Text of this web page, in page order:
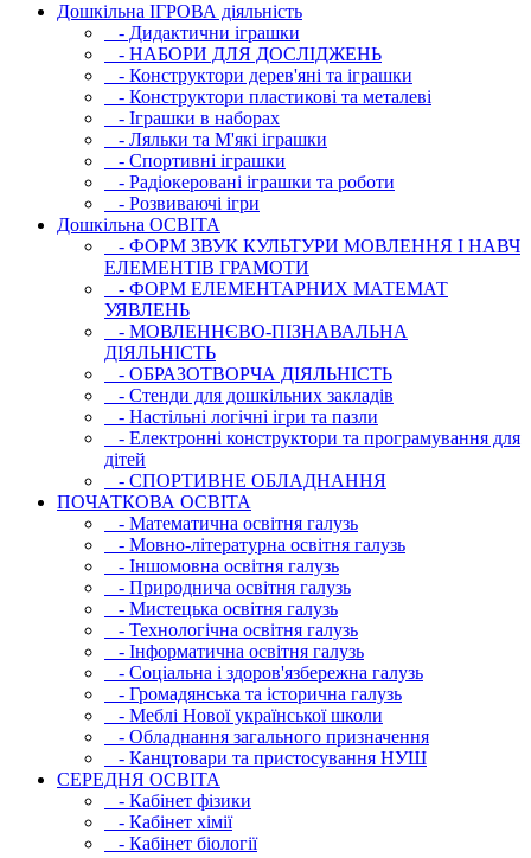
Дошкільна ІГРОВА діяльність
- Дидактични іграшки
- НАБОРИ ДЛЯ ДОСЛІДЖЕНЬ
- Конструктори дерев'яні та іграшки
- Конструктори пластикові та металеві
- Іграшки в наборах
- Ляльки та М'які іграшки
- Спортивні іграшки
- Радіокеровані іграшки та роботи
- Розвиваючі ігри
Дошкільна ОСВIТА
- ФОРМ ЗВУК КУЛЬТУРИ МОВЛЕННЯ І НАВЧ
ЕЛЕМЕНТІВ ГРАМОТИ
- ФОРМ ЕЛЕМЕНТАРНИХ МАТЕМАТ
УЯВЛЕНЬ
- МОВЛЕННЄВО-ПІЗНАВАЛЬНА
ДІЯЛЬНІСТЬ
- ОБРАЗОТВОРЧА ДІЯЛЬНІСТЬ
- Стенди для дошкільних закладів
- Настільні логічні ігри та пазли
- Електронні конструктори та програмування для
дітей
- СПОРТИВНЕ ОБЛАДНАННЯ
ПОЧАТКОВА ОСВIТА
- Математична освітня галузь
- Мовно-літературна освітня галузь
- Iншомовна освітня галузь
- Природнича освітня галузь
- Мистецька освітня галузь
- Технологічна освітня галузь
- Інфopматична освітня галузь
- Соціальна і здоров'язбережна галузь
- Громадянська та історична галузь
- Меблі Нової української школи
- Обладнання загального призначення
- Канцтовари та пристосування НУШ
СЕРЕДНЯ ОСВIТА
- Кабінет фізики
- Кабінет хімії
- Кабінет біології